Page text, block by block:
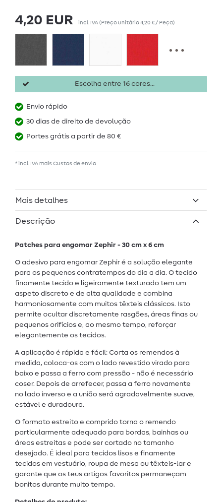
4,20 EUR incl. IVA(Preço unitário4,20 € / Peça)
Escolha entre 16 cores...
Envio rápido
30 dias de direito de devolução
Portes grátis a partir de 80 €
* incl. IVA mais Custos de envio
Mais detalhes
Descrição
Patches para engomar Zephir - 30 cm x 6 cm
O adesivo para engomar Zephir é a solução elegante
para os pequenos contratempos do dia a dia. O tecido
finamente tecido e ligeiramente texturado tem um
aspeto discreto e de alta qualidade e combina
harmoniosamente com muitos têxteis clássicos. Isto
permite ocultar discretamente rasgões, áreas finas ou
pequenos orifícios e, ao mesmo tempo, reforçar
elegantemente os tecidos.
A aplicação é rápida e fácil: Corta os remendos à
medida, coloca-os com o lado revestido virado para
baixo e passa a ferro com pressão - não é necessário
coser. Depois de arrefecer, passa a ferro novamente
no lado inverso e a união será agradavelmente suave,
estável e duradoura.
O formato estreito e comprido torna o remendo
particularmente adequado para bordas, bainhas ou
áreas estreitas e pode ser cortado no tamanho
desejado. É ideal para tecidos lisos e finamente
tecidos em vestuário, roupa de mesa ou têxteis-lar e
garante que os teus artigos favoritos permaneçam
bonitos durante muito tempo.